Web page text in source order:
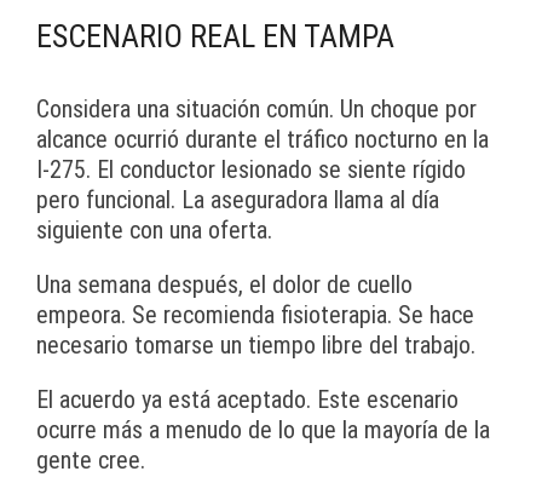
ESCENARIO REAL EN TAMPA
Considera una situación común. Un choque por
alcance ocurrió durante el tráfico nocturno en la
I-275. El conductor lesionado se siente rígido
pero funcional. La aseguradora llama al día
siguiente con una oferta.
Una semana después, el dolor de cuello
empeora. Se recomienda fisioterapia. Se hace
necesario tomarse un tiempo libre del trabajo.
El acuerdo ya está aceptado. Este escenario
ocurre más a menudo de lo que la mayoría de la
gente cree.